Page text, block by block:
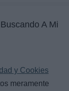
Buscando A Mi
y Cookies
meramente